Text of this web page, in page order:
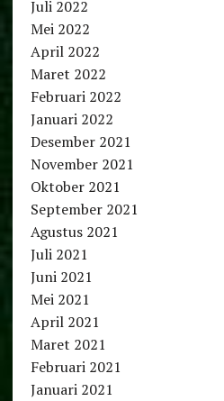
Juli 2022
Mei 2022
April 2022
Maret 2022
Februari 2022
Januari 2022
Desember 2021
November 2021
Oktober 2021
September 2021
Agustus 2021
Juli 2021
Juni 2021
Mei 2021
April 2021
Maret 2021
Februari 2021
Januari 2021